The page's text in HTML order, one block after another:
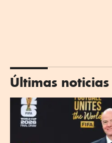
Últimas noticias